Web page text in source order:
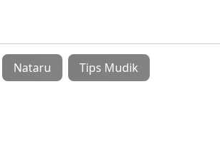
Nataru Tips Mudik